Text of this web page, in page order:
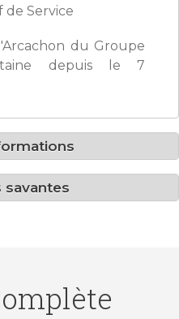
de Service
du Groupe
depuis le 7
savantes